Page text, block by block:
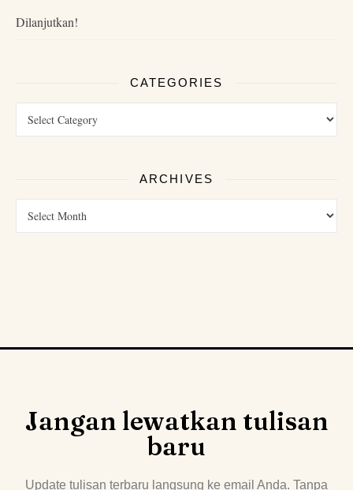
Dilanjutkan!
CATEGORIES
ARCHIVES
Jangan lewatkan tulisan
baru
Update tulisan terbaru langsung ke email Anda. Tanpa